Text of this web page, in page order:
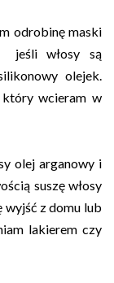
odrobinę maski
jeśli włosy są
olejek.
wcieram w
olej arganowy i
suszę włosy
wyjść z domu lub
lakierem czy